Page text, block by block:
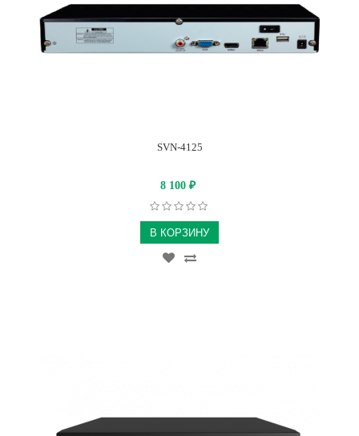
SVN-4125
8 100 ₽
В КОРЗИНУ